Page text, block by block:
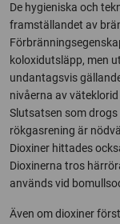
De hygieniska och
framställandet av
koloxidutsläpp, men
undantagsvis
nivåerna av
Slutsatsen som
rökgasrening är
Dioxiner hittades
Dioxinerna tros
används vid
Även om dioxiner